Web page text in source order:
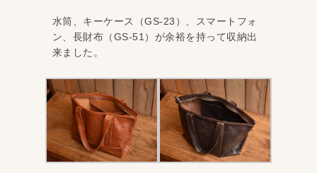
水筒、キーケース（GS-23）、スマートフォ
ン、長財布（GS-51）が余裕を持って収納出
来ました。